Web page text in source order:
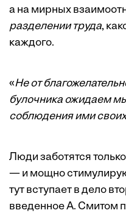
а на мирных
разделении труда,
каждого.
«Не от
булочника ожидаем
соблюдения ими
Люди заботятся
— и мощно
тут вступает в дело
введенное А. Смитом